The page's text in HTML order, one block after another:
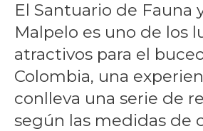
El Santuario de Fauna
Malpelo es uno de los
atractivos para el
Colombia, una
conlleva una serie de
según las medidas de